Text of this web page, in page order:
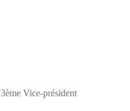
3ème Vice-président